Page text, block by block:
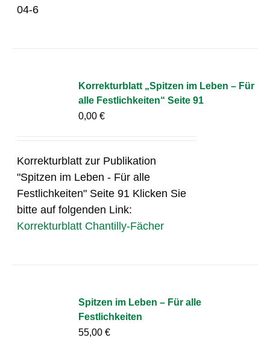
04-6
Korrekturblatt „Spitzen im Leben – Für
alle Festlichkeiten“ Seite 91
0,00€
Korrekturblatt zur Publikation
"Spitzen im Leben - Für alle
Festlichkeiten" Seite 91 Klicken Sie
bitte auf folgenden Link:
Korrekturblatt Chantilly-Fächer
Spitzen im Leben – Für alle
Festlichkeiten
55,00€